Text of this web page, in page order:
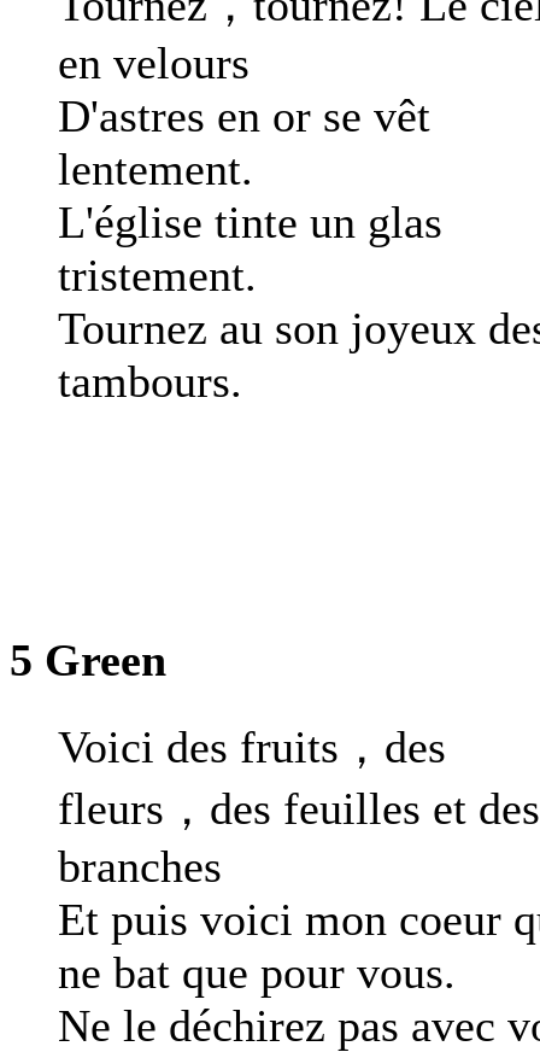
en velours
D'astres en or se vêt
lentement.
L'église tinte un glas
tristement.
Tournez au son joyeux
tambours.
5 Green
Voici des fruits，des
fleurs，des feuilles et des
branches
Et puis voici mon coeur
ne bat que pour vous.
Ne le déchirez pas avec